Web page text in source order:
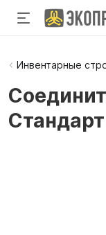
Инвентарные